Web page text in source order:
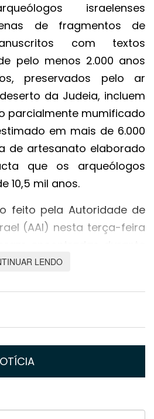
israelenses
de fragmentos de
com textos
pelo menos 2.000 anos
preservados pelo ar
da Judeia, incluem
parcialmente mumificado
em mais de 6.000
de artesanato elaborado
que os arqueólogos
10,5 mil anos.
feito pela Autoridade de
(AAI) nesta terça-feira
encontradas durante
em uma área de
como uma nova peça
de um conjunto maior de
foi descoberto entre as
1950 na mesma região. A
conhecida como
Morto, forneceu aos
LENDO